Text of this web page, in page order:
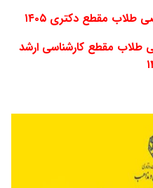
مقطع دکتری ۱۴۰۵
طلاب مقطع کارشناسی ارشد